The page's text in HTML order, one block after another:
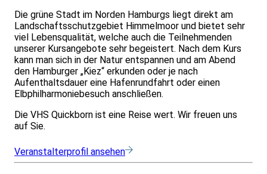
Die grüne Stadt im Norden Hamburgs liegt direkt am
Landschaftsschutzgebiet Himmelmoor und bietet sehr
viel Lebensqualität, welche auch die Teilnehmenden
unserer Kursangebote sehr begeistert. Nach dem Kurs
kann man sich in der Natur entspannen und am Abend
den Hamburger „Kiez“ erkunden oder je nach
Aufenthaltsdauer eine Hafenrundfahrt oder einen
Elbphilharmoniebesuch anschließen.
Die VHS Quickborn ist eine Reise wert. Wir freuen uns
auf Sie.
Veranstalterprofil ansehen